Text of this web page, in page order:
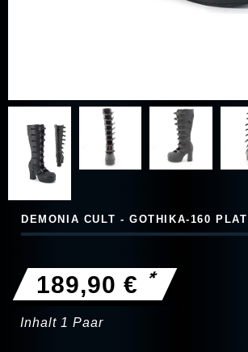
DEMONIA CULT - GOTHIKA-160
189,90 € *
Inhalt 1 Paar